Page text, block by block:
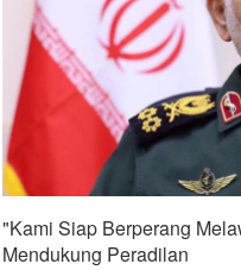
"Kami Siap Berperang
Mendukung Peradilan